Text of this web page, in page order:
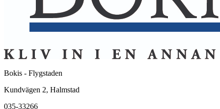
Bokis - Flygstaden
Kundvägen 2, Halmstad
035-33266